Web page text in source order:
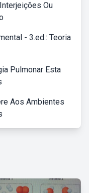
Ou
- 3.ed.: Teoria
Pulmonar Esta
Aos Ambientes